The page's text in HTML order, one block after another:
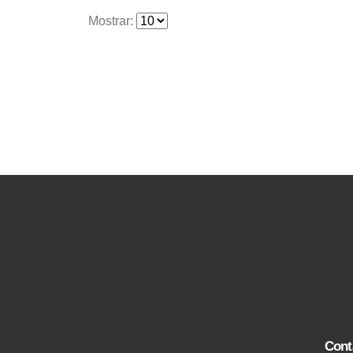
Mostrar: